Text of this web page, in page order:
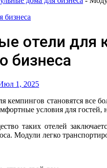
бизнеса
отели для
бизнеса
1, 2025
условия для гостей,
таких отелей
Модули легко